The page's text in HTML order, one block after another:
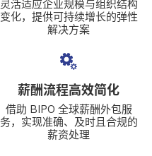
灵活适应企业规模与组织结构
变化，提供可持续增长的弹性
解决方案
薪酬流程高效简化
借助 BIPO 全球薪酬外包服
务，实现准确、及时且合规的
薪资处理